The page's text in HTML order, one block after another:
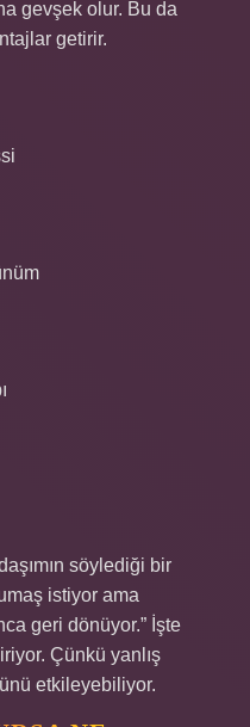
gevşek olur. Bu da
getirir.
söylediği bir
istiyor ama
geri dönüyor.” İşte
Çünkü yanlış
etkileyebiliyor.